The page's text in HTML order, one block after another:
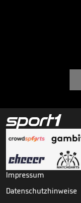
Impressum
Datenschutzhinweise